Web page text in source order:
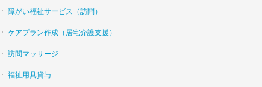
障がい福祉サービス（訪問）
ケアプラン作成（居宅介護支援）
訪問マッサージ
福祉用具貸与